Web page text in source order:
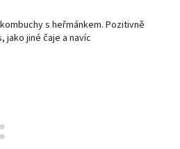
s heřmánkem. Pozitivně
jako jiné čaje a navíc